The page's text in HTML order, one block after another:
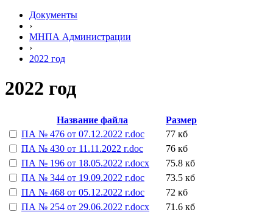
Документы
›
МНПА Администрации
›
2022 год
2022 год
Название файла
Размер
ПА № 476 от 07.12.2022 г.doc
77 кб
ПА № 430 от 11.11.2022 г.doc
76 кб
ПА № 196 от 18.05.2022 г.docx
75.8 кб
ПА № 344 от 19.09.2022 г.doc
73.5 кб
ПА № 468 от 05.12.2022 г.doc
72 кб
ПА № 254 от 29.06.2022 г.docx
71.6 кб